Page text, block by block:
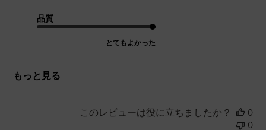
品質
とてもよかった
もっと見る
このレビューは役に立ちましたか？
0
0